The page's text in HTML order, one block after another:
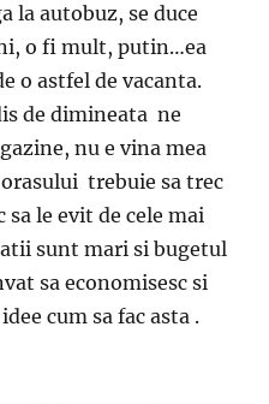
la autobuz, se duce
o fi mult, putin…ea
o astfel de vacanta.
de dimineata ne
nu e vina mea
trebuie sa trec
sa le evit de cele mai
sunt mari si bugetul
sa economisesc si
cum sa fac asta .